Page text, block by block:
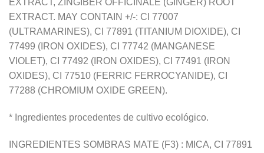
EXTRACT, ZINGIBER OFFICINALE (GINGER) ROOT
EXTRACT. MAY CONTAIN +/-: CI 77007
(ULTRAMARINES), CI 77891 (TITANIUM DIOXIDE), CI
77499 (IRON OXIDES), CI 77742 (MANGANESE
VIOLET), CI 77492 (IRON OXIDES), CI 77491 (IRON
OXIDES), CI 77510 (FERRIC FERROCYANIDE), CI
77288 (CHROMIUM OXIDE GREEN).
* Ingredientes procedentes de cultivo ecológico.
INGREDIENTES SOMBRAS MATE (F3) : MICA, CI 77891